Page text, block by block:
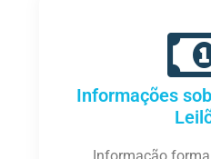
Informações